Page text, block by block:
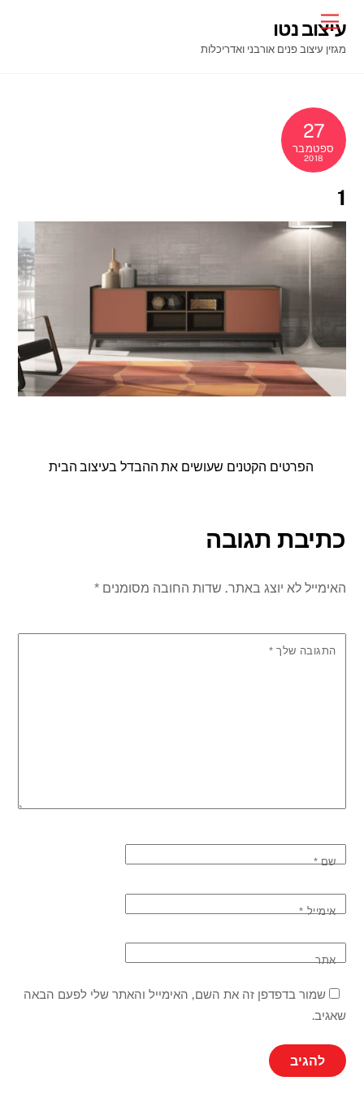
content
Menu
עיצוב נטו
מגזין עיצוב פנים אורבני ואדריכלות
27
ספטמבר
2018
1
הפרטים הקטנים שעושים את ההבדל בעיצוב הבית
כתיבת תגובה
האימייל לא יוצג באתר. שדות החובה מסומנים*
התגובה שלך *
שם*
אימייל*
אתר
שמור בדפדפן זה את השם, האימייל והאתר שלי לפעם הבאה
שאגיב.